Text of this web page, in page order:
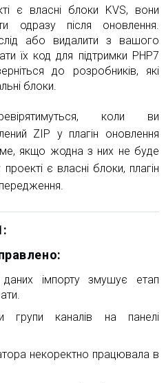
є власні блоки KVS, вони
одразу після оновлення.
або видалити з вашого
їх код для підтримки PHP7
до розробників, які
блоки.
коли ви
ZIP у плагін оновлення
якщо жодна з них не буде
є власні блоки, плагін
імпорту змушує етап
групи каналів на панелі
некоректно працювала в